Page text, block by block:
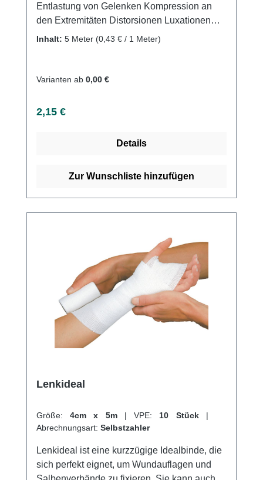
Entlastung von Gelenken Kompression an
den Extremitäten Distorsionen Luxationen
Sportverletzungen Produktqualität:
Bindenhaftung durch hohen Baumwollanteil
60°CKaufen Sie jetzt Idealbinden ohne DIN
unserem schnellen Versand und unserem
Inhalt: 5 Meter (0,43 € / 1 Meter)
Varianten ab 0,00 €
Regulärer Preis:
2,15 €
Details
Zur Wunschliste hinzufügen
Lenkideal
Größe: 4cm x 5m | VPE: 10 Stück |
Abrechnungsart: Selbstzahler
Lenkideal ist eine kurzzügige Idealbinde, die
sich perfekt eignet, um Wundauflagen und